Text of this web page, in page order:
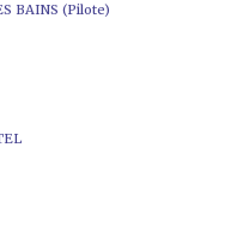
BAINS (Pilote)